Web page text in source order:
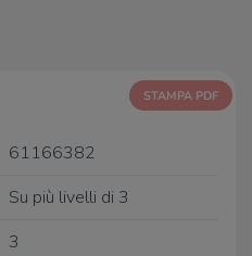
STAMPA PDF
61166382
Su più livelli di 3
3